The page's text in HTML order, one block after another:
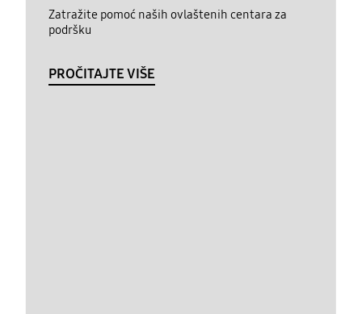
Zatražite pomoć naših ovlaštenih centara za
podršku
PROČITAJTE VIŠE